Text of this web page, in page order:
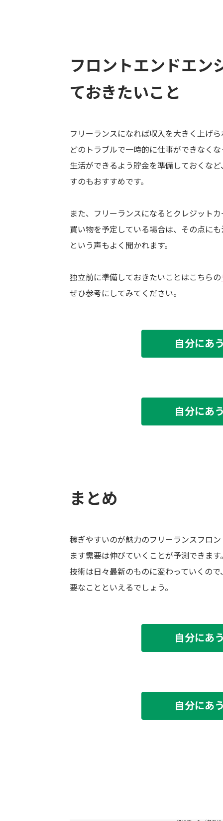
フロントエンドエン
ておきたいこと
フリーランスになれば収入を大きく上げ
どのトラブルで一時的に仕事ができなく
生活ができるよう貯金を準備しておくな
すのもおすすめです。
また、フリーランスになるとクレジット
買い物を予定している場合は、その点に
という声もよく聞かれます。
独立前に準備しておきたいことはこちらの
ぜひ参考にしてみてください。
自分にあ
自分にあ
まとめ
稼ぎやすいのが魅力のフリーランスフロ
ます需要は伸びていくことが予測できま
技術は日々最新のものに変わっていくの
要なことといえるでしょう。
自分にあ
自分にあ